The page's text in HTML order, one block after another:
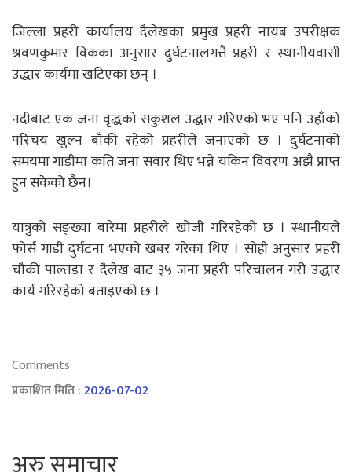
जिल्ला प्रहरी कार्यालय दैलेखका प्रमुख प्रहरी नायब उपरीक्षक
श्रवणकुमार विकका अनुसार दुर्घटनालगत्तै प्रहरी र स्थानीयवासी
उद्धार कार्यमा खटिएका छन् ।
नदीबाट एक जना वृद्धको सकुशल उद्धार गरिएको भए पनि उहाँको
परिचय खुल्न बाँकी रहेको प्रहरीले जनाएको छ । दुर्घटनाको
समयमा गाडीमा कति जना सवार थिए भन्ने यकिन विवरण अझै प्राप्त
हुन सकेको छैन।
यात्रुको सङ्ख्या बारेमा प्रहरीले खोजी गरिरहेको छ । स्थानीयले
फोर्स गाडी दुर्घटना भएको खबर गरेका थिए । सोही अनुसार प्रहरी
चौकी पाल्तडा र दैलेख बाट ३५ जना प्रहरी परिचालन गरी उद्धार
कार्य गरिरहेको बताइएको छ ।
Comments
प्रकाशित मिति :2026-07-02
अरु समाचार